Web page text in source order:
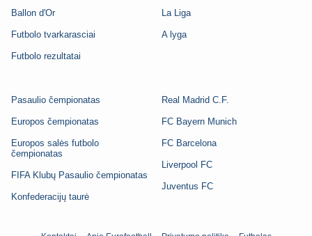
Ballon d'Or
Futbolo tvarkarasciai
Futbolo rezultatai
La Liga
A lyga
Pasaulio čempionatas
Europos čempionatas
Europos salės futbolo
čempionatas
FIFA Klubų Pasaulio čempionatas
Konfederacijų taurė
Real Madrid C.F.
FC Bayern Munich
FC Barcelona
Liverpool FC
Juventus FC